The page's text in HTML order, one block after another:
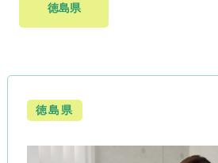
徳島県
徳島県